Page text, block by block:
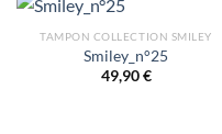
TAMPON COLLECTION SMILEY
Smiley_n°25
49,90€